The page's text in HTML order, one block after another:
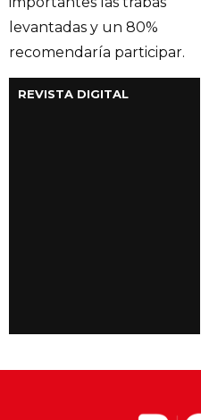
levantadas y un 80%
recomendaría participar.
REVISTA DIGITAL